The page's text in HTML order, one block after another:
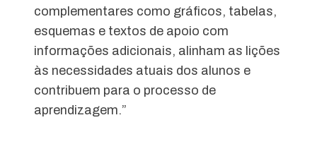
complementares como gráficos, tabelas,
esquemas e textos de apoio com
informações adicionais, alinham as lições
às necessidades atuais dos alunos e
contribuem para o processo de
aprendizagem.”